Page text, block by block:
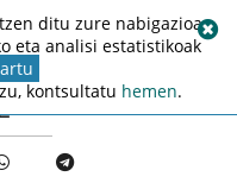
ditu zure nabigazioa
eta analisi estatistikoak
kontsultatu hemen.